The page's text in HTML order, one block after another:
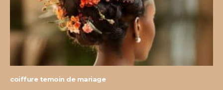
coiffure temoin de mariage